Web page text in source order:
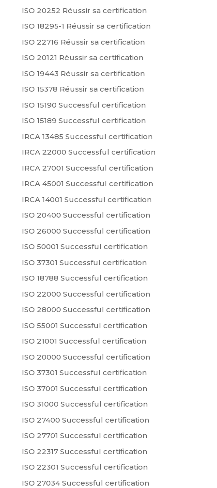
ISO 20252 Réussir sa certification
ISO 18295-1 Réussir sa certification
ISO 22716 Réussir sa certification
ISO 20121 Réussir sa certification
ISO 19443 Réussir sa certification
ISO 15378 Réussir sa certification
ISO 15190 Successful certification
ISO 15189 Successful certification
IRCA 13485 Successful certification
IRCA 22000 Successful certification
IRCA 27001 Successful certification
IRCA 45001 Successful certification
IRCA 14001 Successful certification
ISO 20400 Successful certification
ISO 26000 Successful certification
ISO 50001 Successful certification
ISO 37301 Successful certification
ISO 18788 Successful certification
ISO 22000 Successful certification
ISO 28000 Successful certification
ISO 55001 Successful certification
ISO 21001 Successful certification
ISO 20000 Successful certification
ISO 37301 Successful certification
ISO 37001 Successful certification
ISO 31000 Successful certification
ISO 27400 Successful certification
ISO 27701 Successful certification
ISO 22317 Successful certification
ISO 22301 Successful certification
ISO 27034 Successful certification